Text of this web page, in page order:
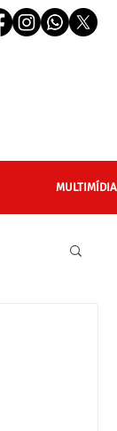
MULTIMÍDIA